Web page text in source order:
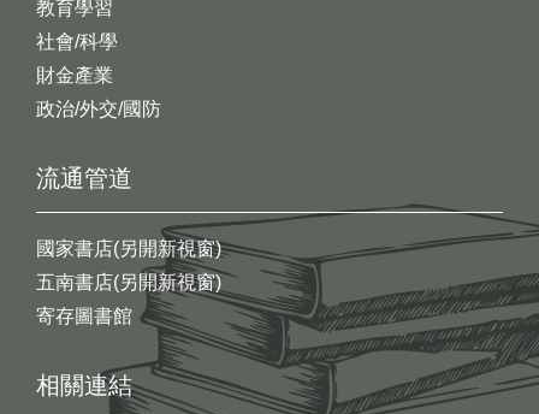
教育學習
社會/科學
財金產業
政治/外交/國防
流通管道
國家書店(另開新視窗)
五南書店(另開新視窗)
寄存圖書館
相關連結